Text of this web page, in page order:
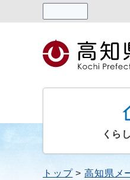
くら
トップ 高知県メ